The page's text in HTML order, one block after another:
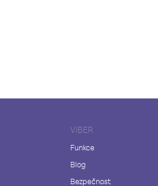
VIBER
Funkce
Blog
Bezpečnost